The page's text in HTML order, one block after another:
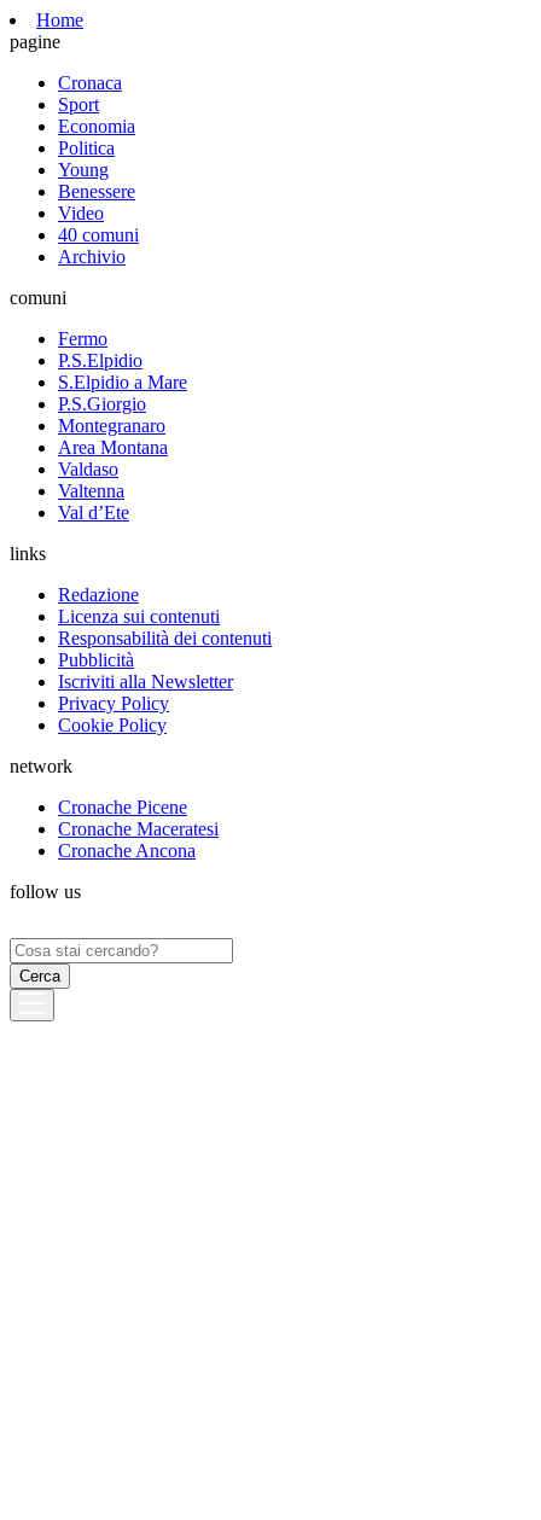
Home
pagine
Cronaca
Sport
Economia
Politica
Young
Benessere
Video
40 comuni
Archivio
comuni
Fermo
P.S.Elpidio
S.Elpidio a Mare
P.S.Giorgio
Montegranaro
Area Montana
Valdaso
Valtenna
Val d’Ete
links
Redazione
Licenza sui contenuti
Responsabilità dei contenuti
Pubblicità
Iscriviti alla Newsletter
Privacy Policy
Cookie Policy
network
Cronache Picene
Cronache Maceratesi
Cronache Ancona
follow us
Ricerca
per: